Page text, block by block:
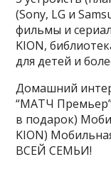
(Sony, LG и
фильмы и
KION,
для детей и
Домашний
“МАТЧ
в подарок)
KION)
ВСЕЙ СЕМЬИ!